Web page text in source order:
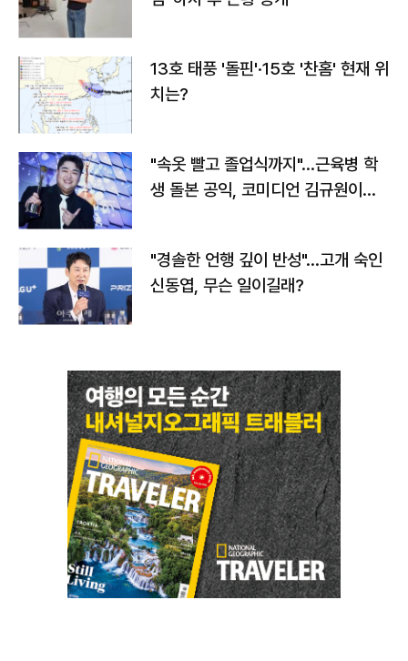
13호 태풍 '돌핀'·15호 '찬홈' 현재 위
치는?
"속옷 빨고 졸업식까지"…근육병 학
생 돌본 공익, 코미디언 김규원이었
"경솔한 언행 깊이 반성"…고개 숙인
신동엽, 무슨 일이길래?